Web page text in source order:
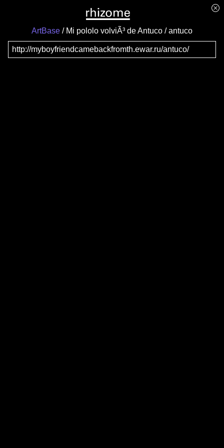
ArtBase Mi pololo volviÃ³ de Antuco antuco